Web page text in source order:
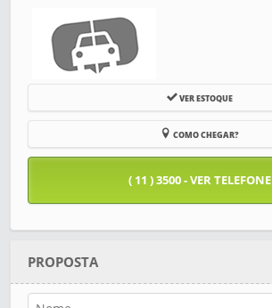
VER ESTOQUE
COMO CHEGAR?
( 11 ) 3500 - VER TELEFONE
PROPOSTA